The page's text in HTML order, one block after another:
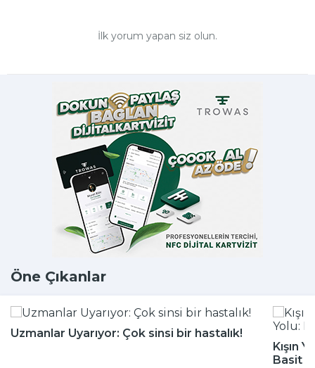
İlk yorum yapan siz olun.
Öne Çıkanlar
Uzmanlar Uyarıyor: Çok sinsi bir hastalık!
Kışın
Basit